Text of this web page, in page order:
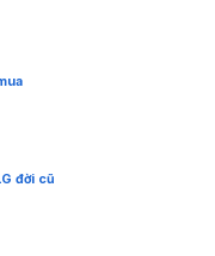
đời cũ